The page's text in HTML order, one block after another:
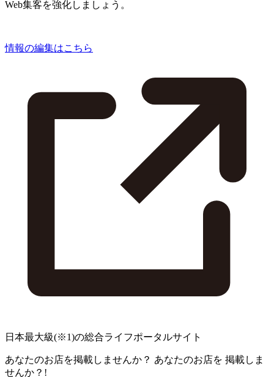
Web集客を強化しましょう。
情報の編集はこちら
日本最大級(※1)の総合ライフポータルサイト
あなたのお店を掲載しませんか？ あなたのお店を 掲載しま
せんか？!